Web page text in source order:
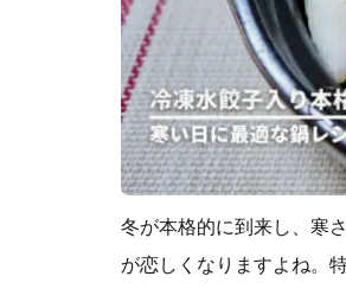
冬が本格的に到来し、寒
が恋しくなりますよね。